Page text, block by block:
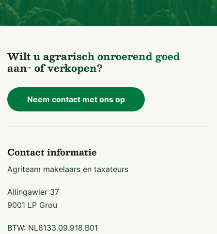
Wilt u agrarisch onroerend goed
aan- of verkopen?
Neem contact met ons op
Contact informatie
Agriteam makelaars en taxateurs
Allingawier 37
9001 LP Grou
BTW: NL8133.09.918.B01